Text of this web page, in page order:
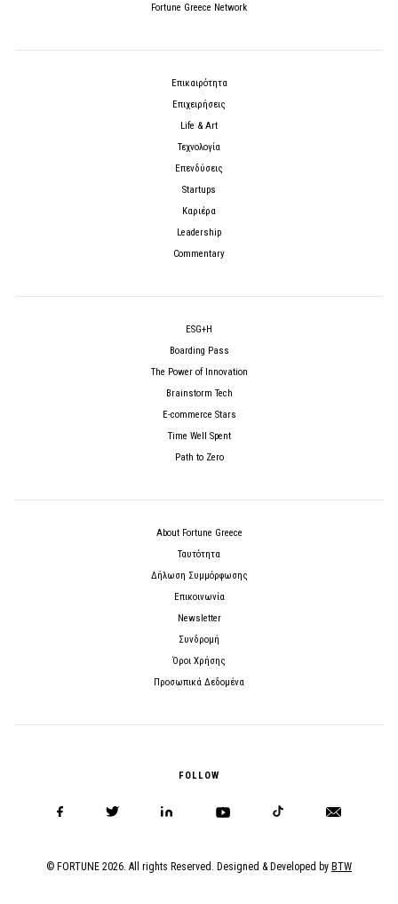
Fortune Greece Network
Επικαιρότητα
Επιχειρήσεις
Life & Art
Τεχνολογία
Επενδύσεις
Startups
Καριέρα
Leadership
Commentary
ESG+H
Boarding Pass
The Power of Innovation
Brainstorm Tech
E-commerce Stars
Time Well Spent
Path to Zero
About Fortune Greece
Ταυτότητα
Δήλωση Συμμόρφωσης
Επικοινωνία
Newsletter
Συνδρομή
Όροι Χρήσης
Προσωπικά Δεδομένα
FOLLOW
© FORTUNE 2026. All rights Reserved. Designed & Developed by BTW